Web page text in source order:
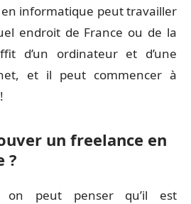
informatique peut travailler
endroit de France ou de la
d’un ordinateur et d’une
et il peut commencer à
un freelance en
?
on peut penser qu’il est